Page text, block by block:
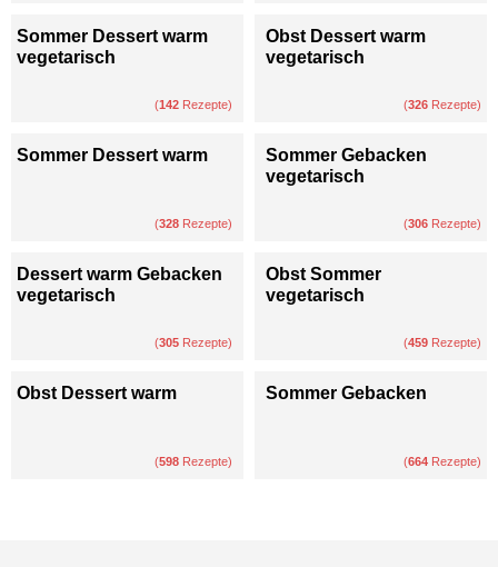
Sommer Dessert warm
vegetarisch
(142 Rezepte)
Obst Dessert warm
vegetarisch
(326 Rezepte)
Sommer Dessert warm
(328 Rezepte)
Sommer Gebacken
vegetarisch
(306 Rezepte)
Dessert warm Gebacken
vegetarisch
(305 Rezepte)
Obst Sommer
vegetarisch
(459 Rezepte)
Obst Dessert warm
(598 Rezepte)
Sommer Gebacken
(664 Rezepte)